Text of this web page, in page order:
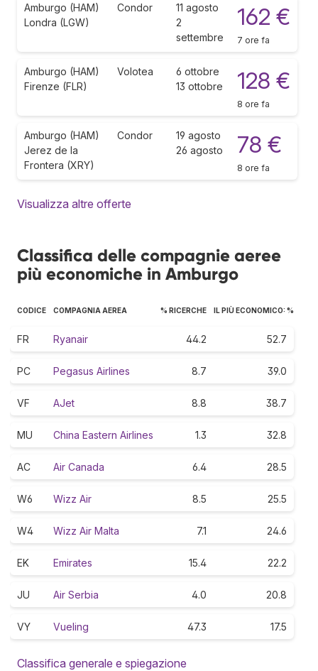
Amburgo (HAM)
Londra (LGW)
Condor
11 agosto
2
settembre
162 €
7 ore fa
Amburgo (HAM)
Firenze (FLR)
Volotea
6 ottobre
13 ottobre
128 €
8 ore fa
Amburgo (HAM)
Jerez de la
Frontera (XRY)
Condor
19 agosto
26 agosto
78 €
8 ore fa
Visualizza altre offerte
Classifica delle compagnie aeree
più economiche in Amburgo
CODICE COMPAGNIA AEREA % RICERCHE IL PIÙ ECONOMICO: %
FR Ryanair 44.2 52.7
PC Pegasus Airlines 8.7 39.0
VF AJet 8.8 38.7
MU China Eastern Airlines 1.3 32.8
AC Air Canada 6.4 28.5
W6 Wizz Air 8.5 25.5
W4 Wizz Air Malta 7.1 24.6
EK Emirates 15.4 22.2
JU Air Serbia 4.0 20.8
VY Vueling 47.3 17.5
Classifica generale e spiegazione